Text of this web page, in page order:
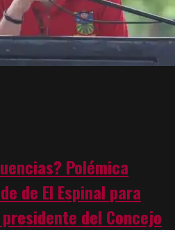
Polémica
de El Espinal para
del Concejo